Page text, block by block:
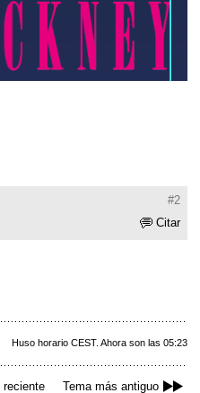
#2
Citar
Huso horario CEST. Ahora son las 05:23
reciente Tema más antiguo